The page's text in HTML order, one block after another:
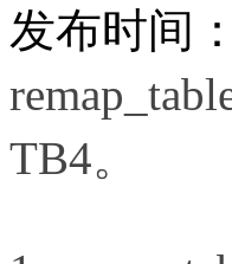
发布时间：
TB4。